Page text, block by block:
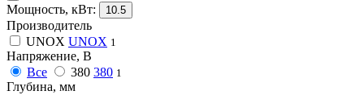
Мощность, кВт: 10.5
Производитель
UNOX UNOX 1
Напряжение, В
Все
380 380 1
Глубина, мм